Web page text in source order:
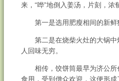
来，“哗”地倒入姜汤，片刻，
第一是选用肥瘦相间的新鲜
第二是在烧柴火灶的大锅中
人回味无穷。
相传，饺饼筒最早为济公所
食用，受到僧众欢迎，这便形